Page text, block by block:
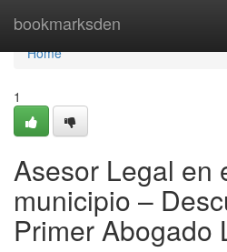
bookmarksden
Home
Home
1
Asesor Legal en
municipio –
Primer Abogado